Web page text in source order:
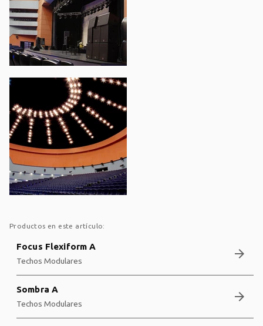
Productos en este artículo:
Focus Flexiform A
Techos Modulares arrow_forward
Sombra A
Techos Modulares arrow_forward